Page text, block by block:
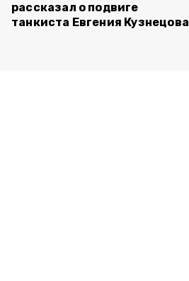
рассказал о подвиге
танкиста Евгения Кузнецова